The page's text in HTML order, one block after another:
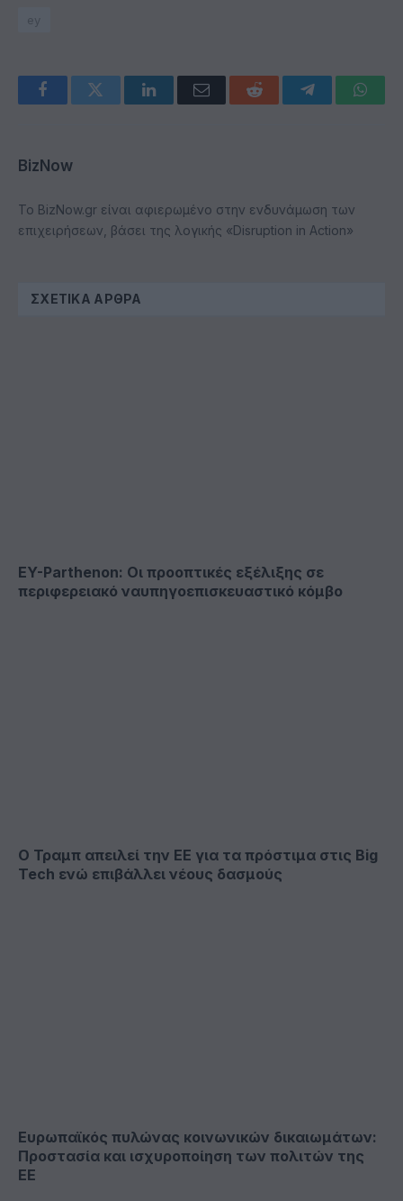
ey
FacebookTwitter LinkedInEmail Reddit Telegram
BizNow
Το BizNow.gr είναι αφιερωμένο στην ενδυνάμωση των
επιχειρήσεων, βάσει της λογικής «Disruption in Action»
ΣΧΕΤΙΚΆ ΆΡΘΡΑ
EY-Parthenon: Οι προοπτικές εξέλιξης σε
περιφερειακό ναυπηγοεπισκευαστικό κόμβο
Ο Τραμπ απειλεί την ΕΕ για τα πρόστιμα στις Big
Tech ενώ επιβάλλει νέους δασμούς
Ευρωπαϊκός πυλώνας κοινωνικών δικαιωμάτων:
Προστασία και ισχυροποίηση των πολιτών της
ΕΕ